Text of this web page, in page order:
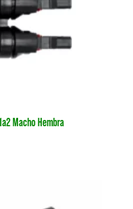
Macho Hembra